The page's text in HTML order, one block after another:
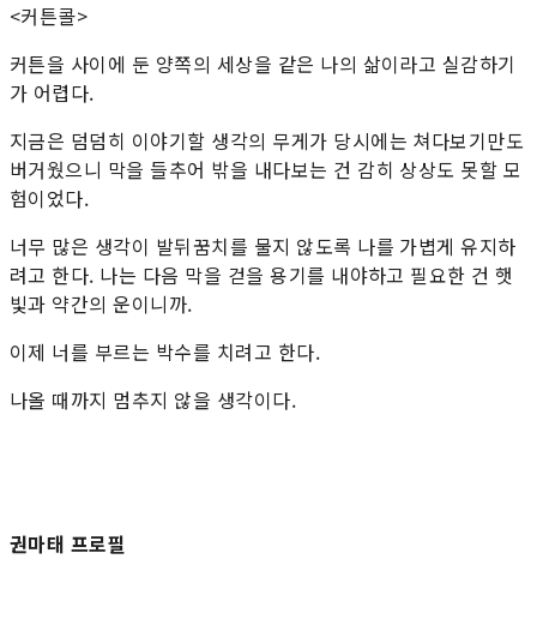
<커튼콜>
커튼을 사이에 둔 양쪽의 세상을 같은 나의 삶이라고 실감하기
가 어렵다.
지금은 덤덤히 이야기할 생각의 무게가 당시에는 쳐다보기만도
버거웠으니 막을 들추어 밖을 내다보는 건 감히 상상도 못할 모
험이었다.
너무 많은 생각이 발뒤꿈치를 물지 않도록 나를 가볍게 유지하
려고 한다. 나는 다음 막을 걷을 용기를 내야하고 필요한 건 햇
빛과 약간의 운이니까.
이제 너를 부르는 박수를 치려고 한다.
나올 때까지 멈추지 않을 생각이다.
권마태 프로필